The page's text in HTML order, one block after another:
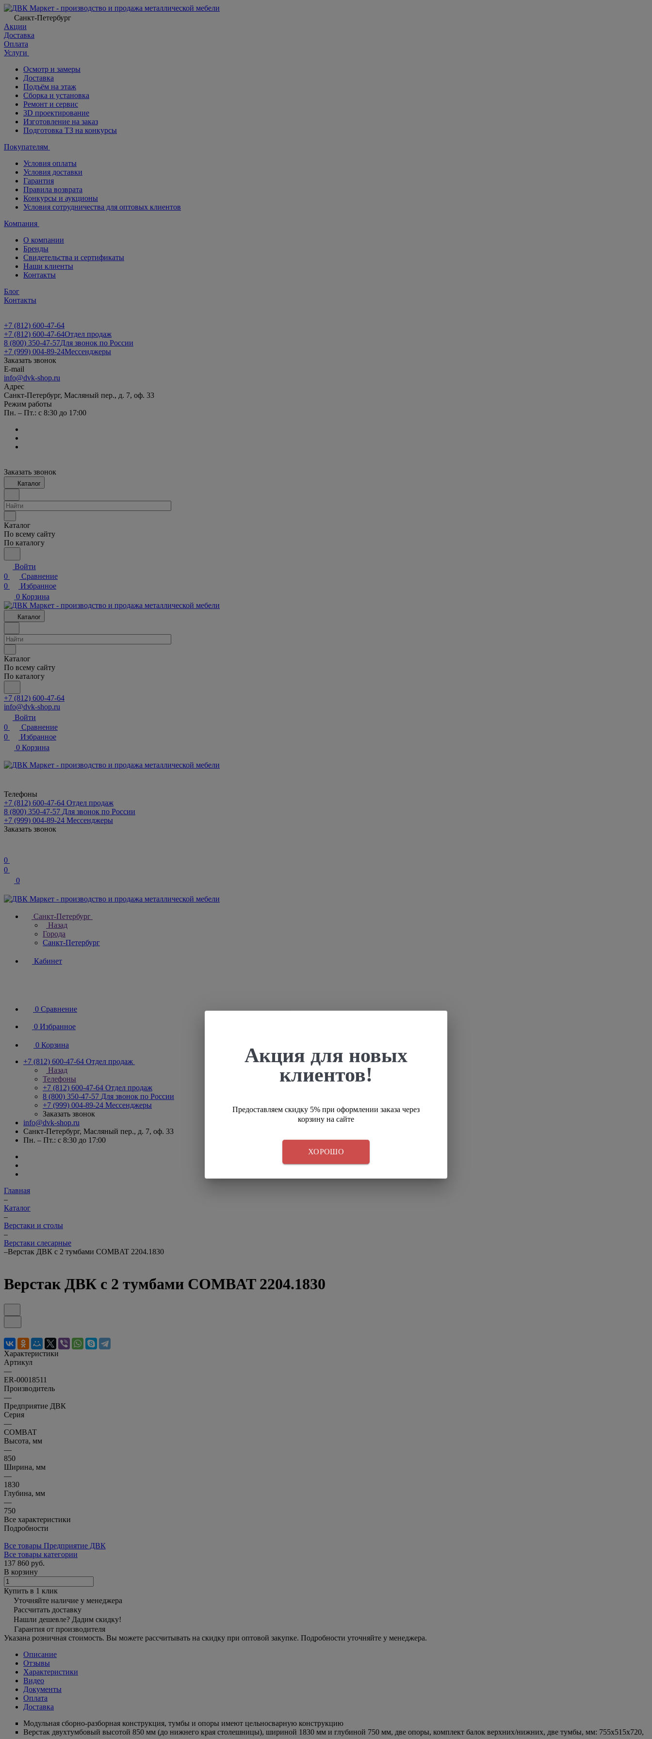
Санкт-Петербург
Акции
Доставка
Оплата
Услуги
Осмотр и замеры
Доставка
Подъём на этаж
Сборка и установка
Ремонт и сервис
3D проектирование
Изготовление на заказ
Подготовка ТЗ на конкурсы
Покупателям
Условия оплаты
Условия доставки
Гарантия
Правила возврата
Конкурсы и аукционы
Условия сотрудничества для оптовых клиентов
Компания
О компании
Бренды
Свидетельства и сертификаты
Наши клиенты
Контакты
Блог
Контакты
+7 (812) 600-47-64
+7 (812) 600-47-64Отдел продаж
8 (800) 350-47-57Для звонок по России
+7 (999) 004-89-24Мессенджеры
Заказать звонок
E-mail
info@dvk-shop.ru
Адрес
Санкт-Петербург, Масляный пер., д. 7, оф. 33
Режим работы
Пн. – Пт.: с 8:30 до 17:00
Заказать звонок
Каталог
Каталог
По всему сайту
По каталогу
Войти
0
Сравнение
0
Избранное
0 Корзина
Каталог
Каталог
По всему сайту
По каталогу
+7 (812) 600-47-64
info@dvk-shop.ru
Войти
0
Сравнение
0
Избранное
0 Корзина
Телефоны
+7 (812) 600-47-64 Отдел продаж
8 (800) 350-47-57 Для звонок по России
+7 (999) 004-89-24 Мессенджеры
Заказать звонок
0
0
0
Санкт-Петербург
Назад
Города
Санкт-Петербург
Кабинет
0 Сравнение
0 Избранное
0 Корзина
+7 (812) 600-47-64 Отдел продаж
Назад
Телефоны
+7 (812) 600-47-64 Отдел продаж
8 (800) 350-47-57 Для звонок по России
+7 (999) 004-89-24 Мессенджеры
Заказать звонок
info@dvk-shop.ru
Санкт-Петербург, Масляный пер., д. 7, оф. 33
Пн. – Пт.: с 8:30 до 17:00
Главная
–
Каталог
–
Верстаки и столы
–
Верстаки слесарные
–Верстак ДВК с 2 тумбами COMBAT 2204.1830
Верстак ДВК с 2 тумбами COMBAT 2204.1830
Характеристики
Артикул
—
ER-00018511
Производитель
—
Предприятие ДВК
Серия
—
COMBAT
Высота, мм
—
850
Ширина, мм
—
1830
Глубина, мм
—
750
Все характеристики
Подробности
Все товары Предприятие ДВК
Все товары категории
137 860 руб.
В корзину
Купить в 1 клик
Уточняйте наличие у менеджера
Рассчитать доставку
Нашли дешевле? Дадим скидку!
Гарантия от производителя
Указана розничная стоимость. Вы можете рассчитывать на скидку при оптовой закупке. Подробности уточняйте у менеджера.
Описание
Отзывы
Характеристики
Видео
Документы
Оплата
Доставка
Модульная сборно-разборная конструкция, тумбы и опоры имеют цельносварную конструкцию
Верстак двухтумбовый высотой 850 мм (до нижнего края столешницы), шириной 1830 мм и глубиной 750 мм, две опоры, комплект балок верхних/нижних, две тумбы, мм: 755х515х720,
Акция для новых
клиентов!
Предоставляем скидку 5% при оформлении заказа через
корзину на сайте
ХОРОШО